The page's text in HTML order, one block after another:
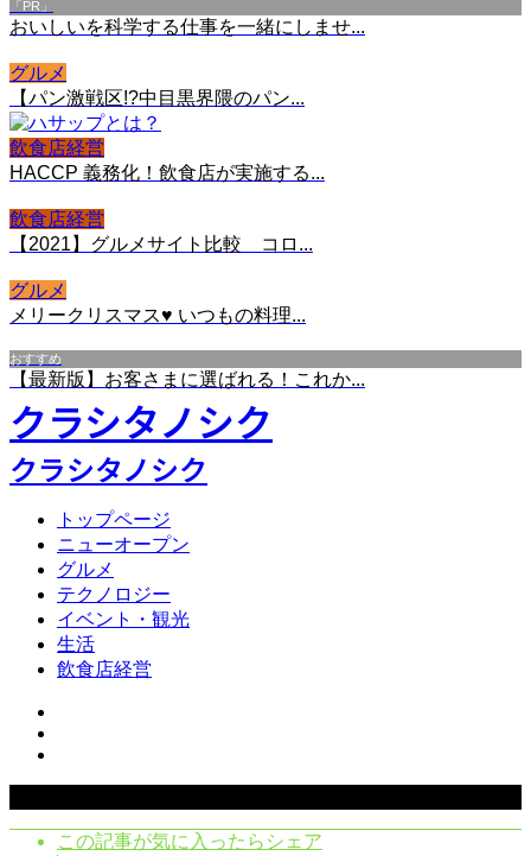
「PR」
おいしいを科学する仕事を一緒にしませ...
グルメ
【パン激戦区!?中目黒界隈のパン...
飲食店経営
HACCP 義務化！飲食店が実施する...
飲食店経営
【2021】グルメサイト比較 コロ...
グルメ
メリークリスマス♥ いつもの料理...
おすすめ
【最新版】お客さまに選ばれる！これか...
クラシタノシク
クラシタノシク
トップページ
ニューオープン
グルメ
テクノロジー
イベント・観光
生活
飲食店経営
この記事が気に入ったらシェア